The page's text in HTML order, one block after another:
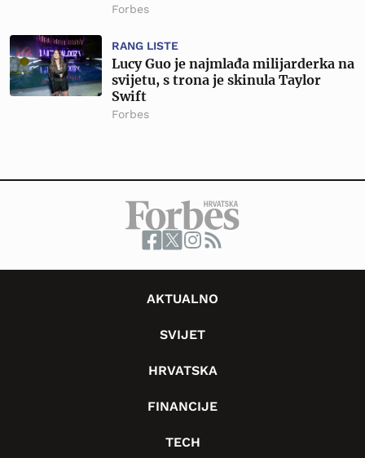
Forbes
RANG LISTE
Lucy Guo je najmlađa milijarderka na
svijetu, s trona je skinula Taylor
Swift
Forbes
AKTUALNO
SVIJET
HRVATSKA
FINANCIJE
TECH